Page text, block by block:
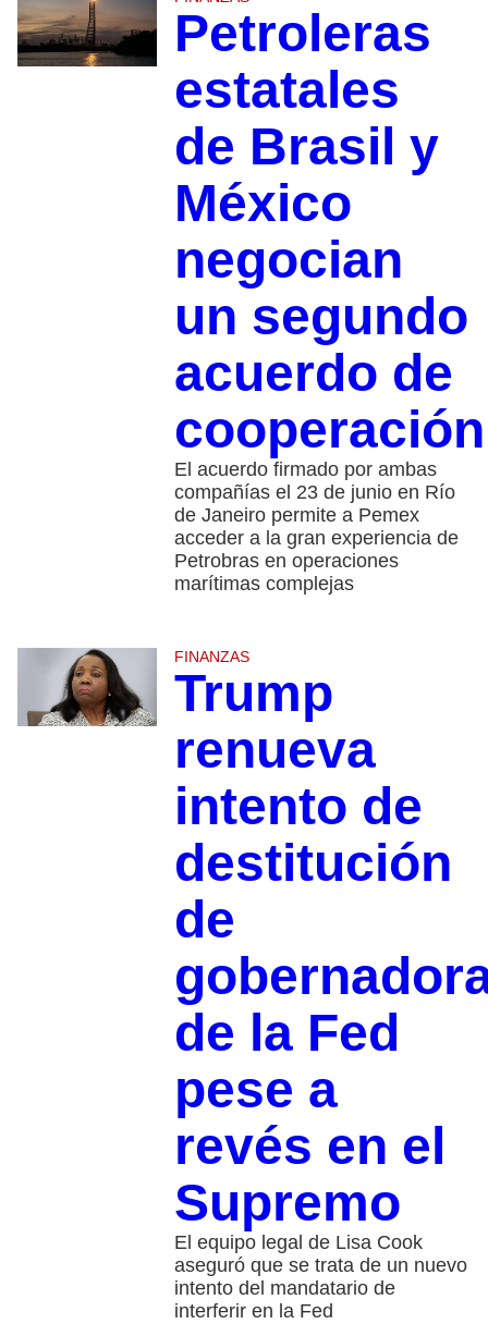
Petroleras
estatales
de Brasil y
México
negocian
un segundo
acuerdo de
cooperación
El acuerdo firmado por ambas
compañías el 23 de junio en Río
de Janeiro permite a Pemex
acceder a la gran experiencia de
Petrobras en operaciones
marítimas complejas
FINANZAS
Trump
renueva
intento de
destitución
de
de la Fed
pese a
revés en el
Supremo
El equipo legal de Lisa Cook
aseguró que se trata de un nuevo
intento del mandatario de
interferir en la Fed